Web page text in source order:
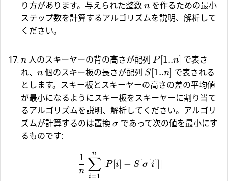
り方があります。与えられた整数 n を作るための最小
ステップ数を計算するアルゴリズムを説明、解析して
ください。
n 人のスキーヤーの背の高さが配列 P[1..n] で表さ
れ、 n 個のスキー板の長さが配列 S [1..n] で表される
とします。スキー板とスキーヤーの高さの差の平均値
が最小になるようにスキー板をスキーヤーに割り当て
るアルゴリズムを説明、解析してください。アルゴリ
ズムが計算するのは置換 σ であって次の値を最小にす
るものです:
n
1
i=1
∑
n
P[i] − S [σ [i]]